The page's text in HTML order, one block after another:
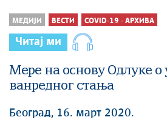
Влада Србије
Активности премијера
Активности потпредседника
Активности Владе
Косово и Метохија
Економија
МЕДИЈИ ВЕСТИ COVID-19 - АРХИВА
Читај ми
Мере на основу Oдлуке о
ванредног стања
Београд, 16. март 2020.